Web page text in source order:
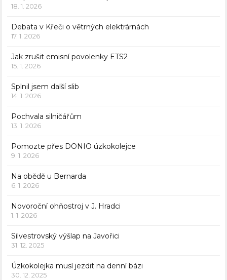
18. 1. 2026
Debata v Křeči o větrných elektrárnách
17. 1. 2026
Jak zrušit emisní povolenky ETS2
15. 1. 2026
Splnil jsem další slib
14. 1. 2026
Pochvala silničářům
13. 1. 2026
Pomozte přes DONIO úzkokolejce
9. 1. 2026
Na obědě u Bernarda
6. 1. 2026
Novoroční ohňostroj v J. Hradci
1. 1. 2026
Silvestrovský výšlap na Javořici
31. 12. 2025
Úzkokolejka musí jezdit na denní bázi
30. 12. 2025